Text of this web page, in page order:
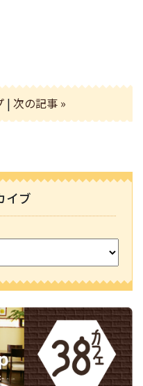
| 次の記事 »
イブ